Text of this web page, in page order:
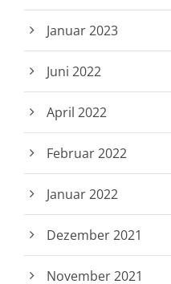
Januar 2023
Juni 2022
April 2022
Februar 2022
Januar 2022
Dezember 2021
November 2021